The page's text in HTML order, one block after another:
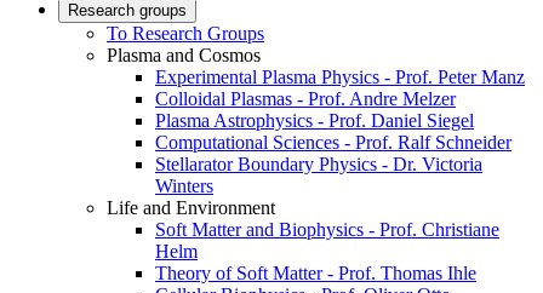
Research groups
To Research Groups
Plasma and Cosmos
Experimental Plasma Physics - Prof. Peter Manz
Colloidal Plasmas - Prof. Andre Melzer
Plasma Astrophysics - Prof. Daniel Siegel
Computational Sciences - Prof. Ralf Schneider
Stellarator Boundary Physics - Dr. Victoria
Winters
Life and Environment
Soft Matter and Biophysics - Prof. Christiane
Helm
Theory of Soft Matter - Prof. Thomas Ihle